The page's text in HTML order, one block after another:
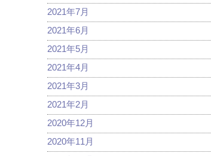
2021年7月
2021年6月
2021年5月
2021年4月
2021年3月
2021年2月
2020年12月
2020年11月